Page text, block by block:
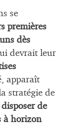
se
premières
dès
devrait leur
apparaît
stratégie de
disposer de
à horizon